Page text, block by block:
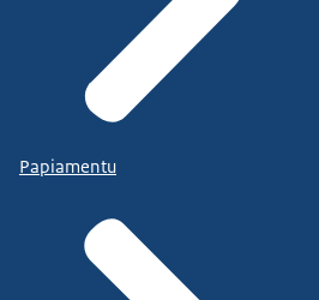
Papiamentu